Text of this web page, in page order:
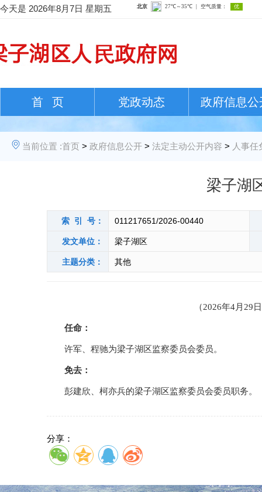
今天是 2026年8月7日 星期五
首 页 党政动态 政府信息公
当前位置 :首页 > 政府信息公开 > 法定主动公开内容 > 人事任
梁子湖
索 引 号： 011217651/2026-00440
发文单位： 梁子湖区
主题分类： 其他
（2026年4月29
任命：
许军、程驰为梁子湖区监察委员会委员。
免去：
彭建欣、柯亦兵的梁子湖区监察委员会委员职务。
分享：